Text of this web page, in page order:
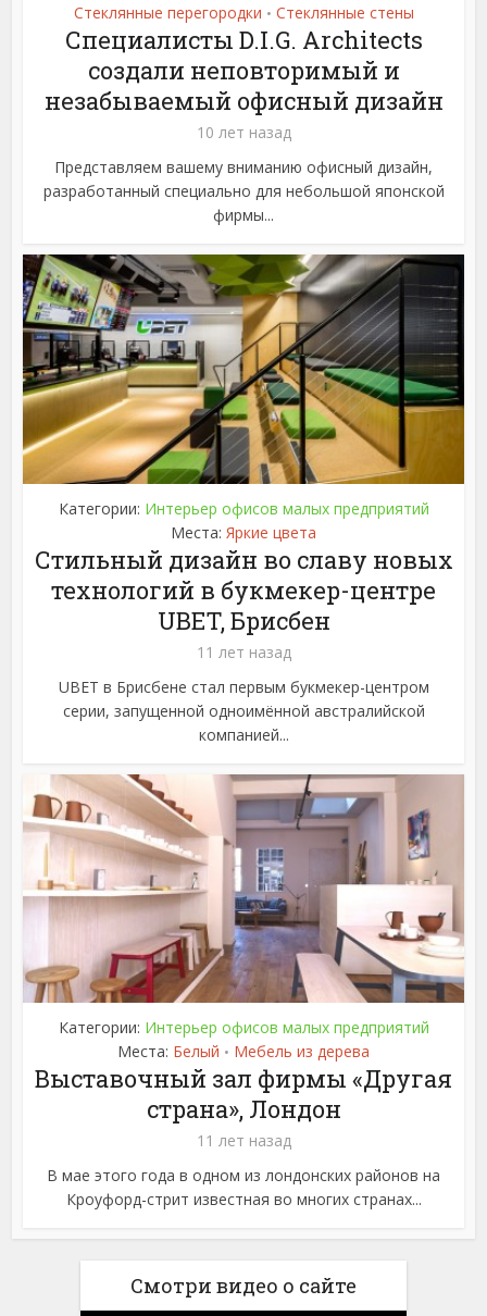
Стеклянные перегородки • Стеклянные стены
Специалисты D.I.G. Architects
создали неповторимый и
незабываемый офисный дизайн
10 лет назад
Представляем вашему вниманию офисный дизайн,
разработанный специально для небольшой японской
фирмы...
Категории: Интерьер офисов малых предприятий
Места: Яркие цвета
Стильный дизайн во славу новых
технологий в букмекер-центре
UBET, Брисбен
11 лет назад
UBET в Брисбене стал первым букмекер-центром
серии, запущенной одноимённой австралийской
компанией...
Категории: Интерьер офисов малых предприятий
Места: Белый • Мебель из дерева
Выставочный зал фирмы «Другая
страна», Лондон
11 лет назад
В мае этого года в одном из лондонских районов на
Кроуфорд-стрит известная во многих странах...
Смотри видео о сайте